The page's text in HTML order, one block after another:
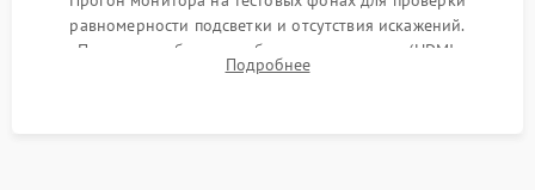
равномерности подсветки и отсутствия искажений.
Проверка работоспособности всех портов (HDMI,
DisplayPort, VGA) и кнопок управления под нагрузкой в
Подробнее